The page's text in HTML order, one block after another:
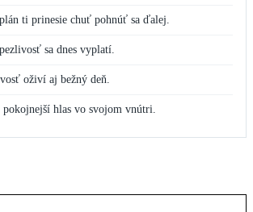
ti prinesie chuť pohnúť sa ďalej.
sa dnes vyplatí.
oživí aj bežný deň.
pokojnejší hlas vo svojom vnútri.